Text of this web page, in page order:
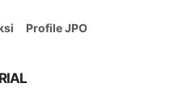
Profile JPO